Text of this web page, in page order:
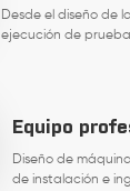
Desde el diseño de
ejecución de
Equipo
Diseño de
de instalación e